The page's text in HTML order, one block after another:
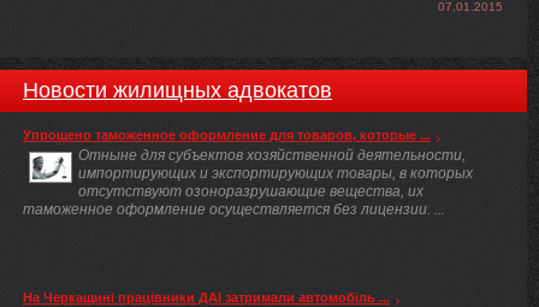
07.01.2015
Новости жилищных адвокатов
Упрощено таможенное оформление для товаров, которые ...
Отныне для субъектов хозяйственной деятельности,
импортирующих и экспортирующих товары, в которых
отсутствуют озоноразрушающие вещества, их
таможенное оформление осуществляется без лицензии. ...
На Черкащині працівники ДАІ затримали автомобіль ...